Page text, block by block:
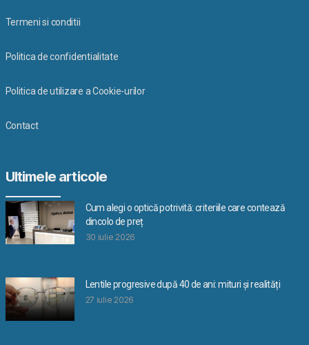
Termeni si conditii
Politica de confidentialitate
Politica de utilizare a Cookie-urilor
Contact
Ultimele articole
Cum alegi o optică potrivită: criteriile care contează
dincolo de preț
30 iulie 2026
Lentile progresive după 40 de ani: mituri și realități
27 iulie 2026